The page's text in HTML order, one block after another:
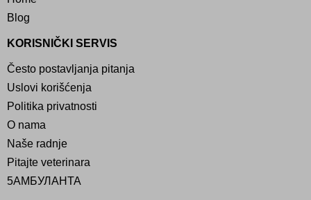
Blog
KORISNIČKI SERVIS
Često postavljanja pitanja
Uslovi korišćenja
Politika privatnosti
O nama
Naše radnje
Pitajte veterinara
5АМБУЛАНТА